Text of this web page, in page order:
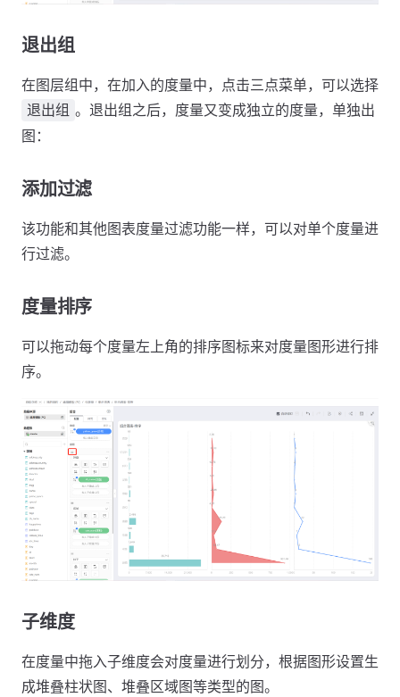
退出组
在图层组中，在加入的度量中，点击三点菜单，可以选择
退出组 。退出组之后，度量又变成独立的度量，单独出
图：
添加过滤
该功能和其他图表度量过滤功能一样，可以对单个度量进
行过滤。
度量排序
可以拖动每个度量左上角的排序图标来对度量图形进行排
序。
子维度
在度量中拖入子维度会对度量进行划分，根据图形设置生
成堆叠柱状图、堆叠区域图等类型的图。